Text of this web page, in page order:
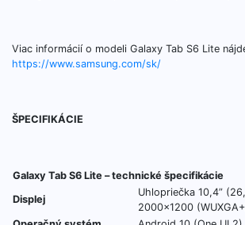
Viac informácií o modeli Galaxy Tab S6 Lite
https://www.samsung.com/sk/
ŠPECIFIKÁCIE
Galaxy Tab S6 Lite – technické špecifikácie
Displej
Uhlopriečka 10,4”
2000×1200